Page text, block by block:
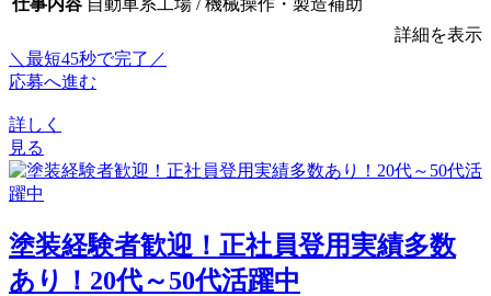
詳細を表示
＼最短45秒で完了／
応募へ進む
詳しく
見る
塗装経験者歓迎！正社員登用実績多数
あり！20代～50代活躍中